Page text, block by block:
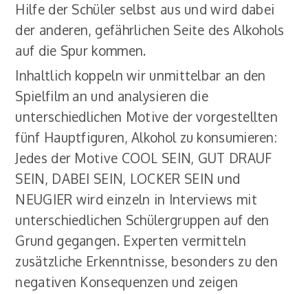
Hilfe der Schüler selbst aus und wird dabei
der anderen, gefährlichen Seite des Alkohols
auf die Spur kommen.
Inhaltlich koppeln wir unmittelbar an den
Spielfilm an und analysieren die
unterschiedlichen Motive der vorgestellten
fünf Hauptfiguren, Alkohol zu konsumieren:
Jedes der Motive COOL SEIN, GUT DRAUF
SEIN, DABEI SEIN, LOCKER SEIN und
NEUGIER wird einzeln in Interviews mit
unterschiedlichen Schülergruppen auf den
Grund gegangen. Experten vermitteln
zusätzliche Erkenntnisse, besonders zu den
negativen Konsequenzen und zeigen